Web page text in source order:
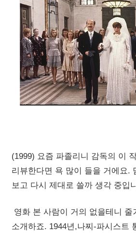
(1999) 요즘 파졸리니 감독의 이
리뷰한다면 욕 많이 들을 거에요.
보고 다시 제대로 쓸까 생각 중입
영화 본 사람이 거의 없을테니 줄
소개하죠. 1944년,나찌-파시스트